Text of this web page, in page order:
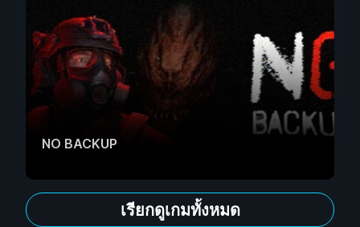
NO BACKUP
เรียกดูเกมทั้งหมด